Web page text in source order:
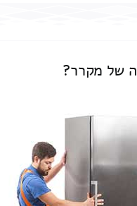
של מקרר?